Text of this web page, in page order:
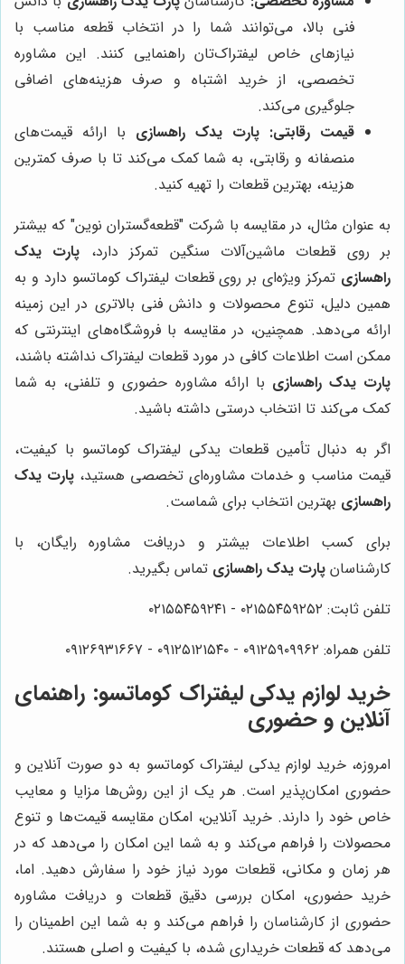
فنی بالا، می‌توانند شما را در انتخاب قطعه مناسب با
نیازهای خاص لیفتراک‌تان راهنمایی کنند. این مشاوره
تخصصی، از خرید اشتباه و صرف هزینه‌های اضافی
جلوگیری می‌کند.
قیمت رقابتی: پارت یدک راهسازی با ارائه قیمت‌های
منصفانه و رقابتی، به شما کمک می‌کند تا با صرف کمترین
هزینه، بهترین قطعات را تهیه کنید.
به عنوان مثال، در مقایسه با شرکت "قطعه‌گستران نوین" که بیشتر
بر روی قطعات ماشین‌آلات سنگین تمرکز دارد، پارت یدک
راهسازی تمرکز ویژه‌ای بر روی قطعات لیفتراک کوماتسو دارد و به
همین دلیل، تنوع محصولات و دانش فنی بالاتری در این زمینه
ارائه می‌دهد. همچنین، در مقایسه با فروشگاه‌های اینترنتی که
ممکن است اطلاعات کافی در مورد قطعات لیفتراک نداشته باشند،
پارت یدک راهسازی با ارائه مشاوره حضوری و تلفنی، به شما
کمک می‌کند تا انتخاب درستی داشته باشید.
اگر به دنبال تأمین قطعات یدکی لیفتراک کوماتسو با کیفیت،
قیمت مناسب و خدمات مشاوره‌ای تخصصی هستید، پارت یدک
راهسازی بهترین انتخاب برای شماست.
برای کسب اطلاعات بیشتر و دریافت مشاوره رایگان، با
کارشناسان پارت یدک راهسازی تماس بگیرید.
تلفن ثابت: ۰۲۱۵۵۴۵۹۲۵۲ - ۰۲۱۵۵۴۵۹۲۴۱
تلفن همراه: ۰۹۱۲۵۹۰۹۹۶۲ - ۰۹۱۲۵۱۲۱۵۴۰‌‌‌ - ۰۹۱۲۶۹۳۱۶۶۷
خرید لوازم یدکی لیفتراک کوماتسو: راهنمای
آنلاین و حضوری
امروزه، خرید لوازم یدکی لیفتراک کوماتسو به دو صورت آنلاین و
حضوری امکان‌پذیر است. هر یک از این روش‌ها مزایا و معایب
خاص خود را دارند. خرید آنلاین، امکان مقایسه قیمت‌ها و تنوع
محصولات را فراهم می‌کند و به شما این امکان را می‌دهد که در
هر زمان و مکانی، قطعات مورد نیاز خود را سفارش دهید. اما،
خرید حضوری، امکان بررسی دقیق قطعات و دریافت مشاوره
حضوری از کارشناسان را فراهم می‌کند و به شما این اطمینان را
می‌دهد که قطعات خریداری شده، با کیفیت و اصلی هستند.